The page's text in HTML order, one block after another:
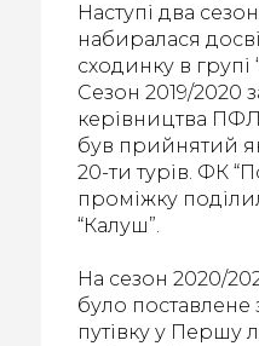
Наступі два
набиралася
сходинку в групі
Сезон 2019/2020
керівництва
був прийнятий
20-ти турів. ФК
проміжку
“Калуш”.
На сезон 2020/
було поставлене
путівку у Першу